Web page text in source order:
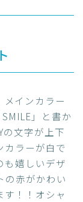
メインカラー
」と書か
の文字が上下
カラーが白で
も嬉しいデザ
の赤がかわい
す！！オシャ